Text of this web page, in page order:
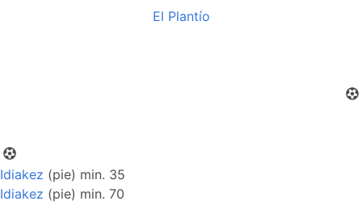
El Plantío
Idiakez (pie) min. 35
Idiakez (pie) min. 70